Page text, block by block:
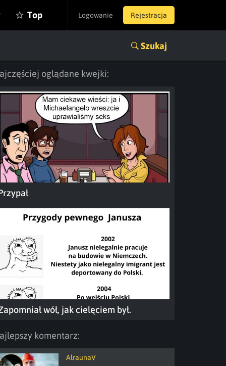
Logowanie Rejestracja
Top
Szukaj
oglądane kwejki:
wół, jak cielęciem był.
komentarz:
AlraunaV